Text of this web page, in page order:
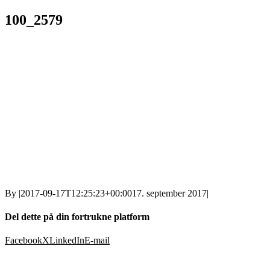
100_2579
By |2017-09-17T12:25:23+00:0017. september 2017|
Del dette på din fortrukne platform
FacebookXLinkedInE-mail